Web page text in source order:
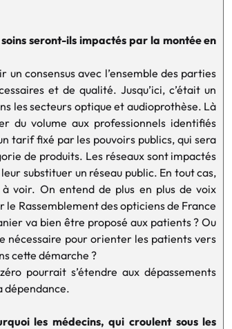
seront-ils impactés par la montée en
consensus avec l’ensemble des parties
et de qualité. Jusqu’ici, c’était un
les secteurs optique et audioprothèse. Là
du volume aux professionnels identifiés
tarif fixé par les pouvoirs publics, qui sera
de produits. Les réseaux sont impactés
substituer un réseau public. En tout cas,
voir. On entend de plus en plus de voix
Rassemblement des opticiens de France
va bien être proposé aux patients ? Ou
nécessaire pour orienter les patients vers
cette démarche ?
pourrait s’étendre aux dépassements
dépendance.
les médecins, qui croulent sous les